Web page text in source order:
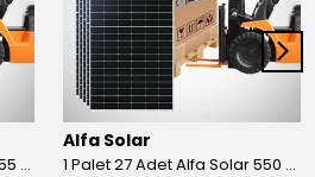
1 Palet 27 Adet Alfa Solar 455 Wp Half-Cut Güneş Paneli
Alfa Solar
1 Palet 27 Adet Alfa Solar 550 Wp Half-Cut Güneş Paneli